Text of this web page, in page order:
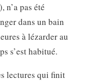
n’a pas été
dans un bain
à lézarder au
s’est habitué.
lectures qui finit